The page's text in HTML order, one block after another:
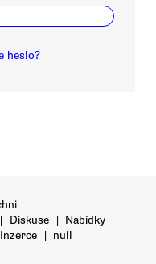
heslo?
| Diskuse | Nabídky
Inzerce | null